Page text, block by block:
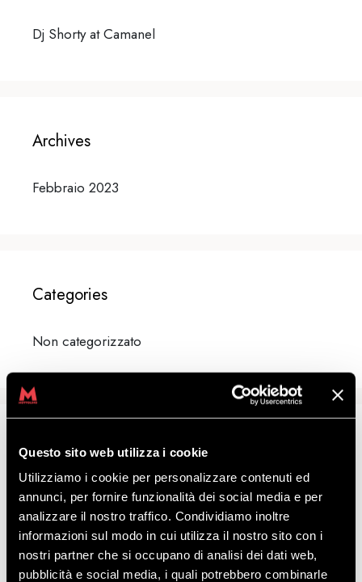
Questo sito web utilizza i cookie
Utilizziamo i cookie per personalizzare contenuti ed
annunci, per fornire funzionalità dei social media e per
analizzare il nostro traffico. Condividiamo inoltre
informazioni sul modo in cui utilizza il nostro sito con i
nostri partner che si occupano di analisi dei dati web,
pubblicità e social media, i quali potrebbero combinarle
Dj Shorty at Camanel
Archives
Febbraio 2023
Categories
Non categorizzato
Meta
Accedi
Feed dei contenuti
Feed dei commenti
WordPress.org